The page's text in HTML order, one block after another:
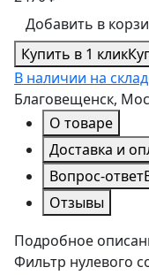
Добавить в
Купить в 1 клик
В наличии на
Благовещенск,
О товаре
Доставка и
Вопрос-ответ
Отзывы
Подробное
Фильтр нулевого